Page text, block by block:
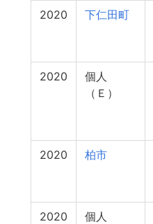
2020 下仁田町
2020
個人
（Ｅ）
2020 柏市
2020
個人